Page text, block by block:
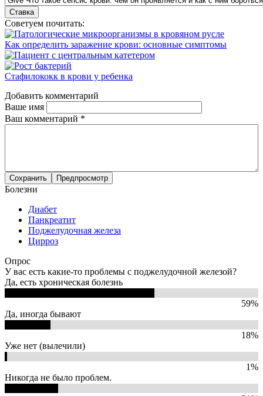
Советуем почитать:
Как определить заражение крови: основные симптомы
Стафилококк в крови у ребенка
Добавить комментарий
Ваше имя
Ваш комментарий *
Болезни
Диабет
Панкреатит
Поджелудочная железа
Цирроз
Опрос
У вас есть какие-то проблемы с поджелудочной железой?
Да, есть хроническая болезнь
59%
Да, иногда бывают
18%
Уже нет (вылечили)
1%
Никогда не было проблем.